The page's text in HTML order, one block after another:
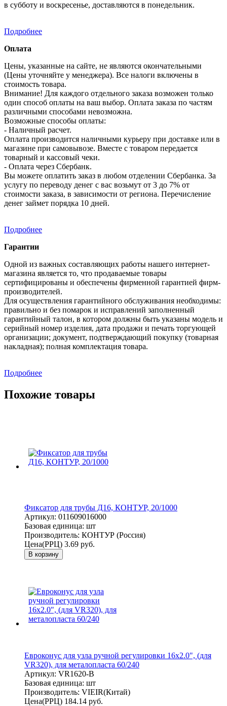
в субботу и воскресенье, доставляются в понедельник.
Подробнее
Оплата
Цены, указанные на сайте, не являются окончательными
(Цены уточняйте у менеджера). Все налоги включены в
стоимость товара.
Внимание! Для каждого отдельного заказа возможен только
один способ оплаты на ваш выбор. Оплата заказа по частям
различными способами невозможна.
Возможные способы оплаты:
- Наличный расчет.
Оплата производится наличными курьеру при доставке или в
магазине при самовывозе. Вместе с товаром передается
товарный и кассовый чеки.
- Оплата через Сбербанк.
Вы можете оплатить заказ в любом отделении Сбербанка. За
услугу по переводу денег с вас возьмут от 3 до 7% от
стоимости заказа, в зависимости от региона. Перечисление
денег займет порядка 10 дней.
Подробнее
Гарантии
Одной из важных составляющих работы нашего интернет-
магазина является то, что продаваемые товары
сертифицированы и обеспечены фирменной гарантией фирм-
производителей.
Для осуществления гарантийного обслуживания необходимы:
правильно и без помарок и исправлений заполненный
гарантийный талон, в котором должны быть указаны модель и
серийный номер изделия, дата продажи и печать торгующей
организации; документ, подтверждающий покупку (товарная
накладная); полная комплектация товара.
Подробнее
Похожие товары
Фиксатор для трубы Д16, КОНТУР, 20/1000
Артикул: 011609016000
Базовая единица: шт
Производитель: КОНТУР (Россия)
Цена(РРЦ) 3.69 руб.
В корзину
Евроконус для узла ручной регулировки 16x2.0", (для
VR320), для металопласта 60/240
Артикул: VR1620-B
Базовая единица: шт
Производитель: VIEIR(Китай)
Цена(РРЦ) 184.14 руб.